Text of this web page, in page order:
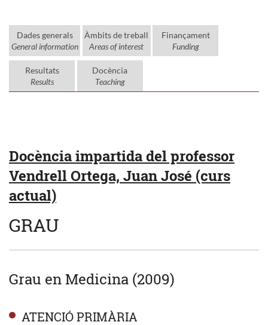
Dades generals
General information
Àmbits de treball
Areas of interest
Finançament
Funding
Resultats
Results
Docència
Teaching
Docència impartida del professor
Vendrell Ortega, Juan José (curs
actual)
GRAU
Grau en Medicina (2009)
ATENCIÓ PRIMÀRIA